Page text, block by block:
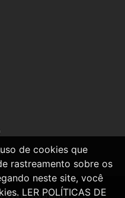
Todos os direitos
de cookies que
rastreamento sobre os
neste site, você
LER POLÍTICAS DE